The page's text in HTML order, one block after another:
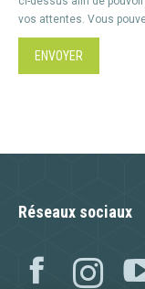
vos attentes. Vous
Réseaux sociaux